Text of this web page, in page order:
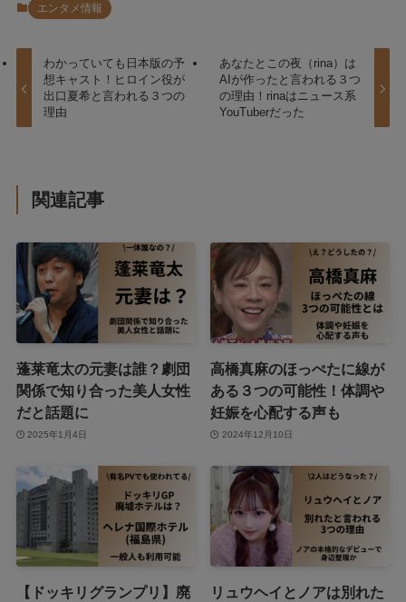
エンタメ情報
わかっていても日本版の予
想キャスト！ヒロイン役が
出口夏希と言われる３つの
理由
あなたとこの夜（rina）は
AIが作ったと言われる３つ
の理由！rinaはニュース系
YouTuberだった
関連記事
蓬莱竜太の元妻は誰？劇団
関係で知り合った美人女性
だと話題に
2025年1月4日
高橋真麻のほっぺたに線が
ある３つの可能性！体調や
妊娠を心配する声も
2024年12月10日
【ドッキリグランプリ】廃
リュウヘイとノアは別れた